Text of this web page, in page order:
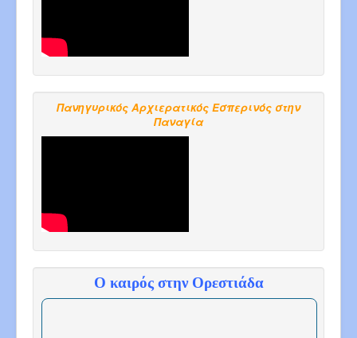
Πανηγυρικός Αρχιερατικός Εσπερινός στην
Παναγία
Ο καιρός στην Ορεστιάδα